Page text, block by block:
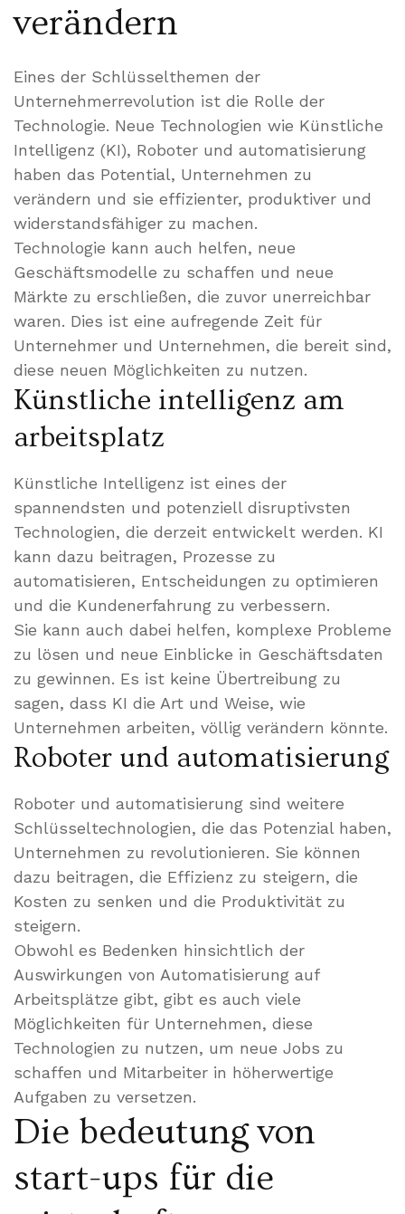
verändern
Eines der Schlüsselthemen der
Unternehmerrevolution ist die Rolle der
Technologie. Neue Technologien wie Künstliche
Intelligenz (KI), Roboter und automatisierung
haben das Potential, Unternehmen zu
verändern und sie effizienter, produktiver und
widerstandsfähiger zu machen.
Technologie kann auch helfen, neue
Geschäftsmodelle zu schaffen und neue
Märkte zu erschließen, die zuvor unerreichbar
waren. Dies ist eine aufregende Zeit für
Unternehmer und Unternehmen, die bereit sind,
diese neuen Möglichkeiten zu nutzen.
Künstliche intelligenz am
arbeitsplatz
Künstliche Intelligenz ist eines der
spannendsten und potenziell disruptivsten
Technologien, die derzeit entwickelt werden. KI
kann dazu beitragen, Prozesse zu
automatisieren, Entscheidungen zu optimieren
und die Kundenerfahrung zu verbessern.
Sie kann auch dabei helfen, komplexe Probleme
zu lösen und neue Einblicke in Geschäftsdaten
zu gewinnen. Es ist keine Übertreibung zu
sagen, dass KI die Art und Weise, wie
Unternehmen arbeiten, völlig verändern könnte.
Roboter und automatisierung
Roboter und automatisierung sind weitere
Schlüsseltechnologien, die das Potenzial haben,
Unternehmen zu revolutionieren. Sie können
dazu beitragen, die Effizienz zu steigern, die
Kosten zu senken und die Produktivität zu
steigern.
Obwohl es Bedenken hinsichtlich der
Auswirkungen von Automatisierung auf
Arbeitsplätze gibt, gibt es auch viele
Möglichkeiten für Unternehmen, diese
Technologien zu nutzen, um neue Jobs zu
schaffen und Mitarbeiter in höherwertige
Aufgaben zu versetzen.
Die bedeutung von
start-ups für die